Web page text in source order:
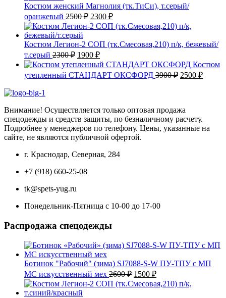
2050 ₽.
Костюм женский Магнолия (тк.ТиСи), т.серый/
оранжевый 2500₽ Первоначальная
цена
составляла
2500 ₽.
2300 ₽Текущая
цена:
Костюм Легион-2 СОП (тк.Смесовая,210) п/к, бежевый/
т.серый 2300₽ Первоначальная
цена
составляла
2300 ₽.
1900 ₽Текущая
цена:
1900 ₽.
Костюм
утепленный СТАНДАРТ ОКСФОРД 3900₽ 2500 ₽
Внимание! Осуществляется только оптовая продажа
спецодежды и средств защиты, по безналичному расчету.
Подробнее у менеджеров по телефону. Цены, указанные на
сайте, не являются публичной офертой.
г. Краснодар, Северная, 284
+7 (918) 660-25-08
tk@spets-yug.ru
Понедельник-Пятница с 10-00 до 17-00
Распродажа спецодежды
Ботинок "Рабочий" (зима) SJ7088-S-W ПУ-ТПУ с МП
МС искусственный мех 2600₽ Первоначальная
цена
составляла
1500 ₽Текущая
цена: